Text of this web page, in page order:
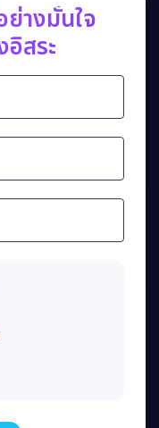
างมั่นใจ
สระ